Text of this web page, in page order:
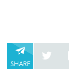
SHARE